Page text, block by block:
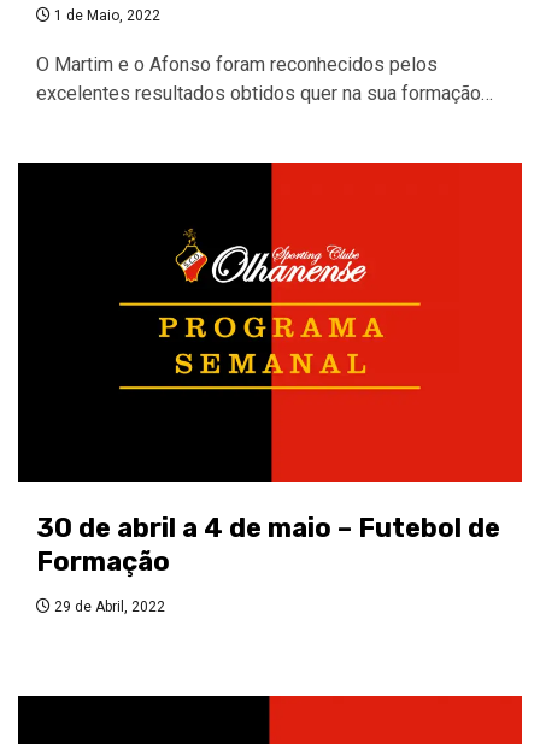
1 de Maio, 2022
O Martim e o Afonso foram reconhecidos pelos
excelentes resultados obtidos quer na sua formação…
30 de abril a 4 de maio – Futebol de
Formação
29 de Abril, 2022